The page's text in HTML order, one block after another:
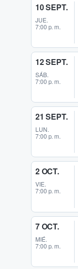
10 SEPT.
JUE.
7:00 p. m.
12 SEPT.
SÁB.
7:00 p. m.
21 SEPT.
LUN.
7:00 p. m.
2 OCT.
VIE.
7:00 p. m.
7 OCT.
MIÉ.
7:00 p. m.